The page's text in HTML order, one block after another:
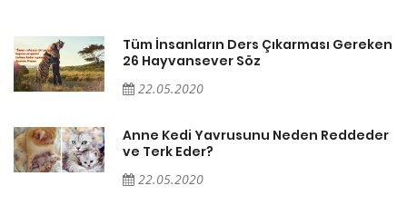
Tüm İnsanların Ders Çıkarması Gereken
26 Hayvansever Söz
22.05.2020
Anne Kedi Yavrusunu Neden Reddeder
ve Terk Eder?
22.05.2020